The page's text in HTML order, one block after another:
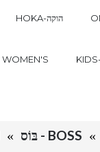
HOKA-הוקה
WOMEN'S
BOSS - בּוֹס